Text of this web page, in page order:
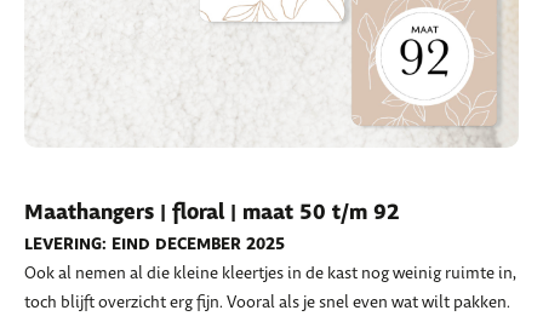
Maathangers | floral | maat 50 t/m 92
LEVERING: EIND DECEMBER 2025
Ook al nemen al die kleine kleertjes in de kast nog weinig ruimte in,
toch blijft overzicht erg fijn. Vooral als je snel even wat wilt pakken.